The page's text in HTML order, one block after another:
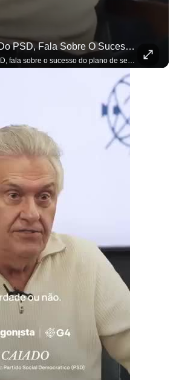
Ronaldo Caiado, Do PSD, Fala Sobre O Sucesso Do Plano De Segurança Pública
atualização! Ouça O Antagonista nos principais